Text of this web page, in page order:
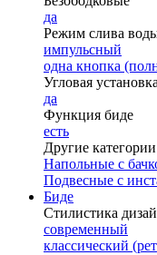
да
Режим слива
импульсный
одна кнопка
Угловая установка
да
Функция биде
есть
Другие категории
Напольные с
Подвесные с
Биде
Стилистика
современный
классический